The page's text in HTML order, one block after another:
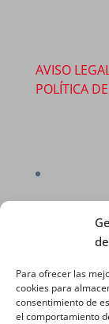
Para ofrecer las
cookies para
consentimiento de
el comportamiento
AVISO
POLÍTICA